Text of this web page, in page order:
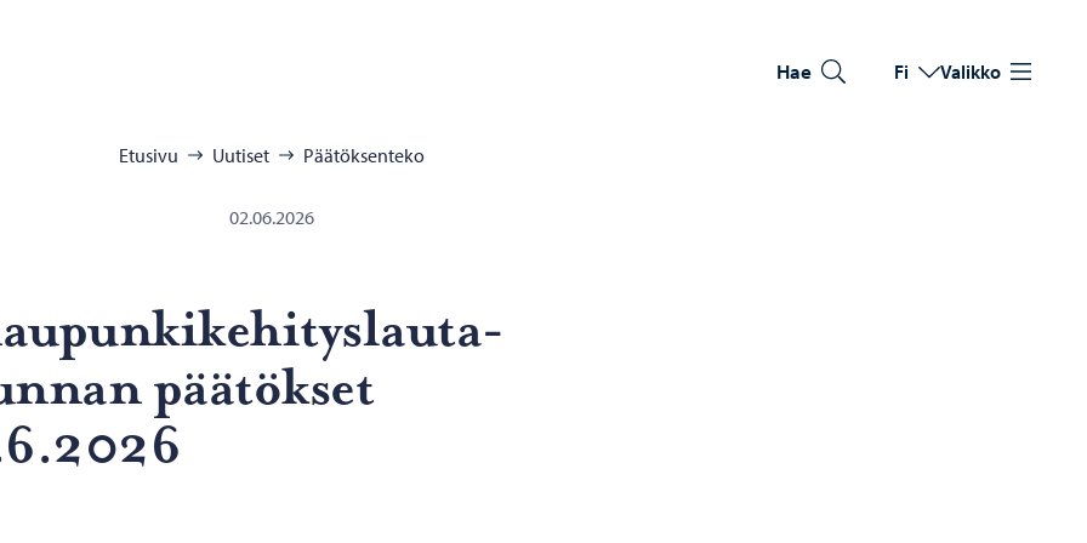
Hae Vaihda kieltä
Nykyinen kieli: Suomi
Fi Valikko
Etusivu Uutiset Päätöksenteko
02.06.2026
pää­tök­set